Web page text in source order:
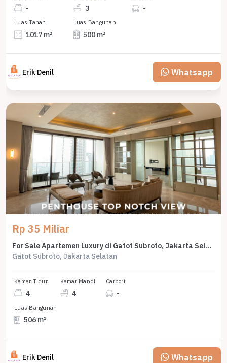
- 3 -
Luas Tanah
1017 m²
Luas Bangunan
500 m²
Erik Denil Whatsapp
Rp 35 Miliar
For Sale Apartemen Luxury di Gatot Subroto, Jakarta Selatan, LB 506m²
Gatot Subroto, Jakarta Selatan
Kamar Tidur
4
Kamar Mandi
4
Carport
-
Luas Bangunan
506 m²
Erik Denil Whatsapp